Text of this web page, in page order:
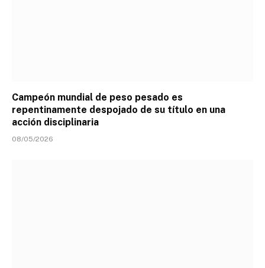
Campeón mundial de peso pesado es
repentinamente despojado de su título en una
acción disciplinaria
08/05/2026